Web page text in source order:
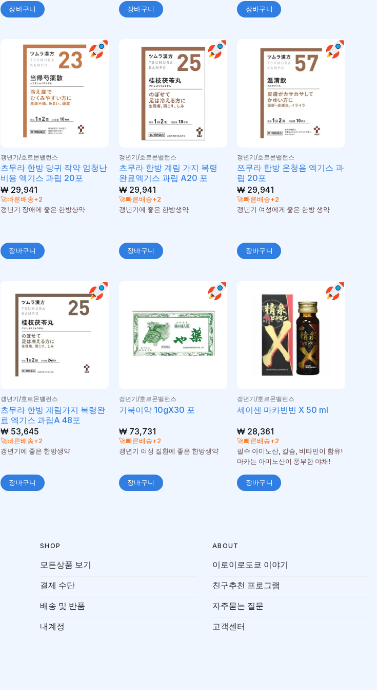
장바구니 장바구니 장바구니
갱년기/호르몬밸런스
츠무라 한방 당귀 작약 엄청난
비용 엑기스 과립 20포
₩29,941
🚀빠른배송+2
갱년기 장애에 좋은 한방샹약
장바구니
갱년기/호르몬밸런스
츠무라 한방 계림 가지 복령
완료엑기스 과립 A20 포
₩29,941
🚀빠른배송+2
갱년기에 좋은 한방생약
장바구니
갱년기/호르몬밸런스
쯔무라 한방 온청음 엑기스 과
립 20포
₩ 29,941
🚀빠른배송+2
갱년기 여성에게 좋은 한방 생약
장바구니
갱년기/호르몬밸런스
츠무라 한방 계림가지 복령완
료 엑기스 과립A 48포
₩53,645
🚀빠른배송+2
갱년기에 좋은 한방생약
장바구니
갱년기/호르몬밸런스
거북이약 10gX30 포
₩73,731
🚀빠른배송+2
갱년기 여성 질환에 좋은 한방생약
장바구니
갱년기/호르몬밸런스
세이센 마카빈빈 X 50 ml
₩ 28,361
🚀빠른배송+2
필수 아미노산, 칼슘, 비타민이 함유!
마카는 아미노산이 풍부한 야채!
장바구니
SHOP
모든상품 보기
결제 수단
배송 및 반품
내계정
ABOUT
이로이로도쿄 이야기
친구추천 프로그램
자주묻는 질문
고객센터